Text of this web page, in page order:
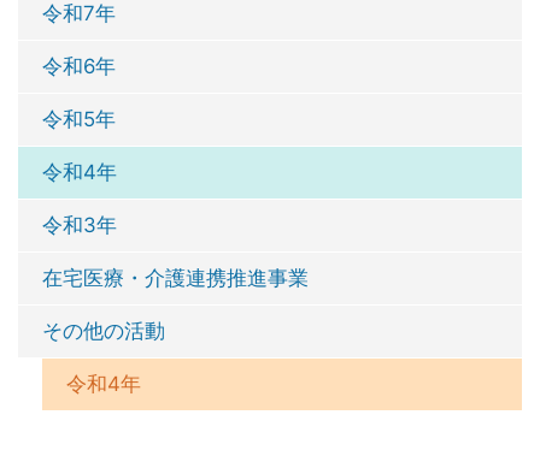
令和7年
令和6年
令和5年
令和4年
令和3年
在宅医療・介護連携推進事業
その他の活動
令和4年